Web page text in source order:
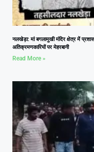
नलखेड़ा: मां बगलामुखी मंदिर क्षेत्र में
अतिक्रमणकारियों पर मेहरबानी
Read More »